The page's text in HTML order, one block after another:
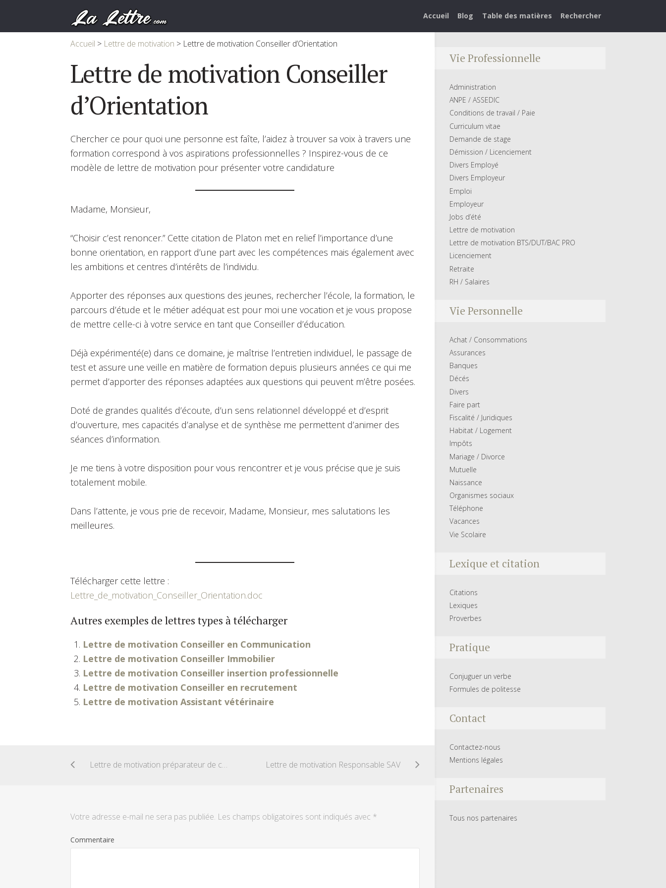
Accueil Blog Table des matières Rechercher
Accueil > Lettre de motivation > Lettre de motivation Conseiller d’Orientation
Lettre de motivation Conseiller
d’Orientation
Chercher ce pour quoi une personne est faîte, l’aidez à trouver sa voix à travers une
formation correspond à vos aspirations professionnelles ? Inspirez-vous de ce
modèle de lettre de motivation pour présenter votre candidature
Madame, Monsieur,
“Choisir c’est renoncer.” Cette citation de Platon met en relief l’importance d’une
bonne orientation, en rapport d’une part avec les compétences mais également avec
les ambitions et centres d’intérêts de l’individu.
Apporter des réponses aux questions des jeunes, rechercher l’école, la formation, le
parcours d’étude et le métier adéquat est pour moi une vocation et je vous propose
de mettre celle-ci à votre service en tant que Conseiller d’éducation.
Déjà expérimenté(e) dans ce domaine, je maîtrise l’entretien individuel, le passage de
test et assure une veille en matière de formation depuis plusieurs années ce qui me
permet d’apporter des réponses adaptées aux questions qui peuvent m’être posées.
Doté de grandes qualités d’écoute, d’un sens relationnel développé et d’esprit
d’ouverture, mes capacités d’analyse et de synthèse me permettent d’animer des
séances d’information.
Je me tiens à votre disposition pour vous rencontrer et je vous précise que je suis
totalement mobile.
Dans l’attente, je vous prie de recevoir, Madame, Monsieur, mes salutations les
meilleures.
Télécharger cette lettre :
Lettre_de_motivation_Conseiller_Orientation.doc
Autres exemples de lettres types à télécharger
Lettre de motivation Conseiller en Communication
Lettre de motivation Conseiller Immobilier
Lettre de motivation Conseiller insertion professionnelle
Lettre de motivation Conseiller en recrutement
Lettre de motivation Assistant vétérinaire
Lettre de motivation préparateur de commande Lettre de motivation Responsable SAV
Votre adresse e-mail ne sera pas publiée. Les champs obligatoires sont indiqués avec *
Commentaire
Vie Professionnelle
Administration
ANPE / ASSEDIC
Conditions de travail / Paie
Curriculum vitae
Demande de stage
Démission / Licenciement
Divers Employé
Divers Employeur
Emploi
Employeur
Jobs d’été
Lettre de motivation
Lettre de motivation BTS/DUT/BAC PRO
Licenciement
Retraite
RH / Salaires
Vie Personnelle
Achat / Consommations
Assurances
Banques
Décés
Divers
Faire part
Fiscalité / Juridiques
Habitat / Logement
Impôts
Mariage / Divorce
Mutuelle
Naissance
Organismes sociaux
Téléphone
Vacances
Vie Scolaire
Lexique et citation
Citations
Lexiques
Proverbes
Pratique
Conjuguer un verbe
Formules de politesse
Contact
Contactez-nous
Mentions légales
Partenaires
Tous nos partenaires